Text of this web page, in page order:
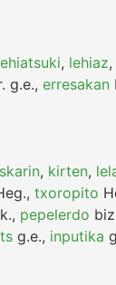
, lehiaz,
g.e., erresakan
, kirten,
, txoropito
, pepelerdo
g.e., inputika